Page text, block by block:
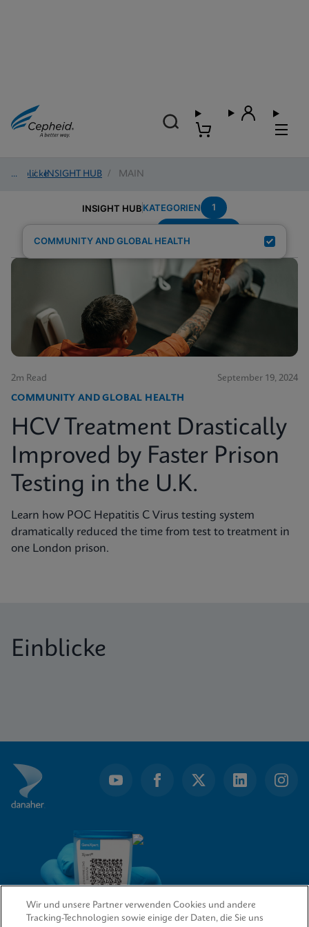
Einblicke
/ INSIGHT HUB / MAIN
INSIGHT HUBKATEGORIEN 1
COMMUNITY AND GLOBAL HEALTH
2m Read September 19, 2024
COMMUNITY AND GLOBAL HEALTH
HCV Treatment Drastically
Improved by Faster Prison
Testing in the U.K.
Learn how POC Hepatitis C Virus testing system
dramatically reduced the time from test to treatment in
one London prison.
Einblicke
Wir und unsere Partner verwenden Cookies und andere
Tracking-Technologien sowie einige der Daten, die Sie uns